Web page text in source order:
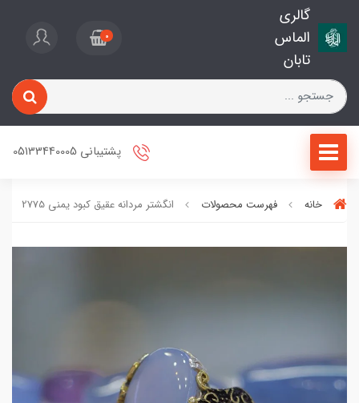
گالری
الماس
تابان
0
پشتیبانی 05133440005
خانه فهرست محصولات انگشتر مردانه عقیق کبود یمنی 2775